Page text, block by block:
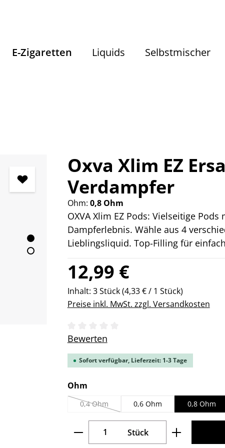
E-Zigaretten Liquids Selbstmischer
Oxva Xlim EZ
Verdampfer
Ohm: 0,8 Ohm
OXVA Xlim EZ Pods: Vielseitige
Dampferlebnis. Wähle aus 4
Lieblingsliquid. Top-Filling für
Regulärer Preis:
12,99 €
Inhalt: 3 Stück(4,33 € / 1 Stück)
Preise inkl. MwSt. zzgl. Versandkosten
Durchschnittliche Bewertung von 0
Bewerten
Sofort verfügbar, Lieferzeit: 1-3 Tage
Ohmauswählen
0,4 Ohm
(Diese Option ist zurzeit nicht verfügbar.)
0,6 Ohm 0,8 Ohm
Produkt Anzahl: Gib den
Stück